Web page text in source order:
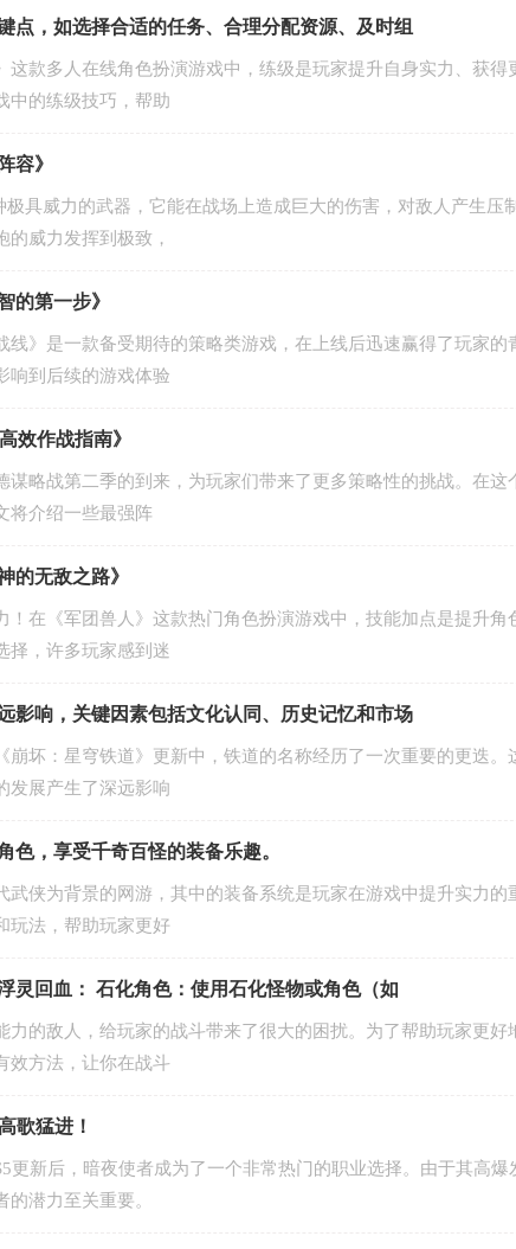
点，如选择合适的任务、合理分配资源、及时组
款多人在线角色扮演游戏中，练级是玩家提升自身实力、获得
中的练级技巧，帮助
容》
具威力的武器，它能在战场上造成巨大的伤害，对敌人产生压
威力发挥到极致，
的第一步》
线》是一款备受期待的策略类游戏，在上线后迅速赢得了玩家的
响到后续的游戏体验
效作战指南》
谋略战第二季的到来，为玩家们带来了更多策略性的挑战。在这
将介绍一些最强阵
的无敌之路》
！在《军团兽人》这款热门角色扮演游戏中，技能加点是提升角
择，许多玩家感到迷
影响，关键因素包括文化认同、历史记忆和市场
坏：星穹铁道》更新中，铁道的名称经历了一次重要的更迭。
发展产生了深远影响
色，享受千奇百怪的装备乐趣。
侠为背景的网游，其中的装备系统是玩家在游戏中提升实力的
玩法，帮助玩家更好
灵回血： 石化角色：使用石化怪物或角色（如
的敌人，给玩家的战斗带来了很大的困扰。为了帮助玩家更好
效方法，让你在战斗
歌猛进！
更新后，暗夜使者成为了一个非常热门的职业选择。由于其高爆
潜力至关重要。